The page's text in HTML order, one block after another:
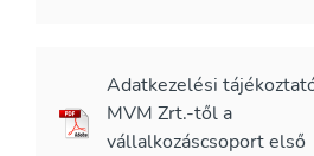
Adatkezelési
MVM Zrt.-től a
vállalkozáscsoport első